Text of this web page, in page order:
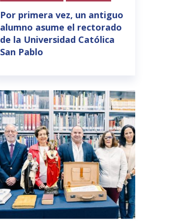
Por primera vez, un antiguo
alumno asume el rectorado
de la Universidad Católica
San Pablo